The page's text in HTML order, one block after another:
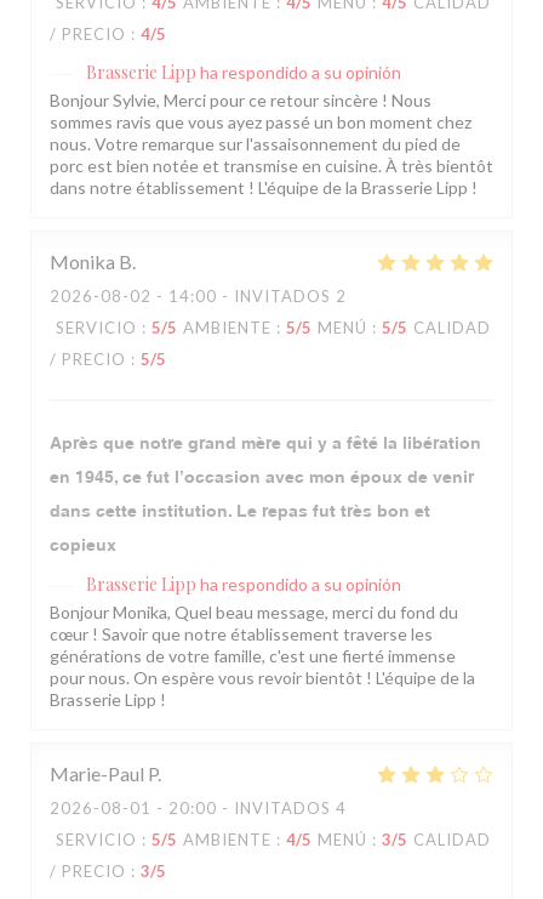
/ PRECIO : 4/5
Brasserie Lipp ha respondido a su opinión
Bonjour Sylvie, Merci pour ce retour sincère ! Nous
sommes ravis que vous ayez passé un bon moment chez
nous. Votre remarque sur l'assaisonnement du pied de
porc est bien notée et transmise en cuisine. À très bientôt
dans notre établissement ! L'équipe de la Brasserie Lipp !
Monika B
2026-08-02 - 14:00 - INVITADOS 2
SERVICIO : 5/5 AMBIENTE : 5/5 MENÚ : 5/5 CALIDAD
/ PRECIO : 5/5
Après que notre grand mère qui y a fêté la libération
en 1945, ce fut l’occasion avec mon époux de venir
dans cette institution. Le repas fut très bon et
copieux
Brasserie Lipp ha respondido a su opinión
Bonjour Monika, Quel beau message, merci du fond du
cœur ! Savoir que notre établissement traverse les
générations de votre famille, c'est une fierté immense
pour nous. On espère vous revoir bientôt ! L'équipe de la
Brasserie Lipp !
Marie-Paul P
2026-08-01 - 20:00 - INVITADOS 4
SERVICIO : 5/5 AMBIENTE : 4/5 MENÚ : 3/5 CALIDAD
/ PRECIO : 3/5